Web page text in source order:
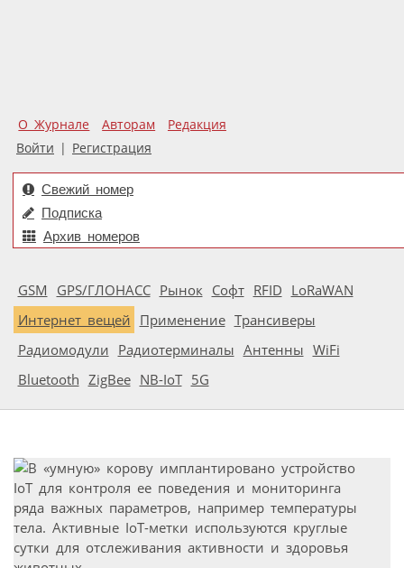
О Журнале Авторам
Редакция
Войти | Регистрация
Свежий номер
Подписка
Архив номеров
GSM GPS/ГЛОНАСС Рынок Софт RFID LoRaWAN
Интернет вещей Применение Трансиверы
Радиомодули Радиотерминалы Антенны WiFi
Bluetooth ZigBee NB-IoT 5G